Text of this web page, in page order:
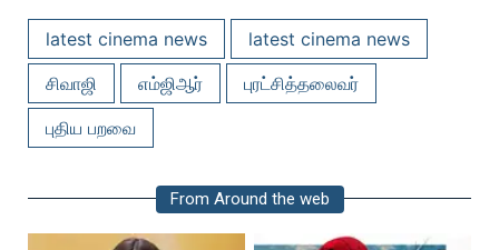
latest cinema news
latest cinema news
சிவாஜி
எம்ஜிஆர்
புரட்சித்தலைவர்
புதிய பறவை
From Around the web